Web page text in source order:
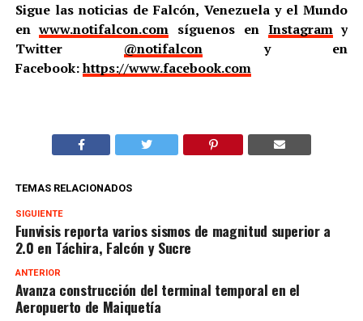
Sigue las noticias de Falcón, Venezuela y el Mundo
enwww.notifalcon.com síguenos en Instagramy
Twitter @notifalcony en
Facebook:https://www.facebook.com
TEMAS RELACIONADOS
SIGUIENTE
Funvisis reporta varios sismos de magnitud superior a
2.0 en Táchira, Falcón y Sucre
ANTERIOR
Avanza construcción del terminal temporal en el
Aeropuerto de Maiquetía